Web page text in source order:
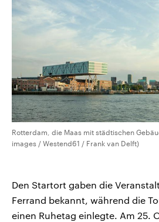
Rotterdam, die Maas mit städtischen
images / Westend61 / Frank van Delft)
Den Startort gaben die
Ferrand bekannt, während die
einen Ruhetag einlegte. Am 25.